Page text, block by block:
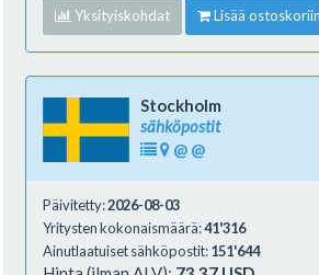
Yksityiskohdat Lisää ostoskoriin
Stockholm
sähköpostit
@ @
Päivitetty:2026-08-03
Yritysten kokonaismäärä:41'316
Ainutlaatuiset sähköpostit:151'644